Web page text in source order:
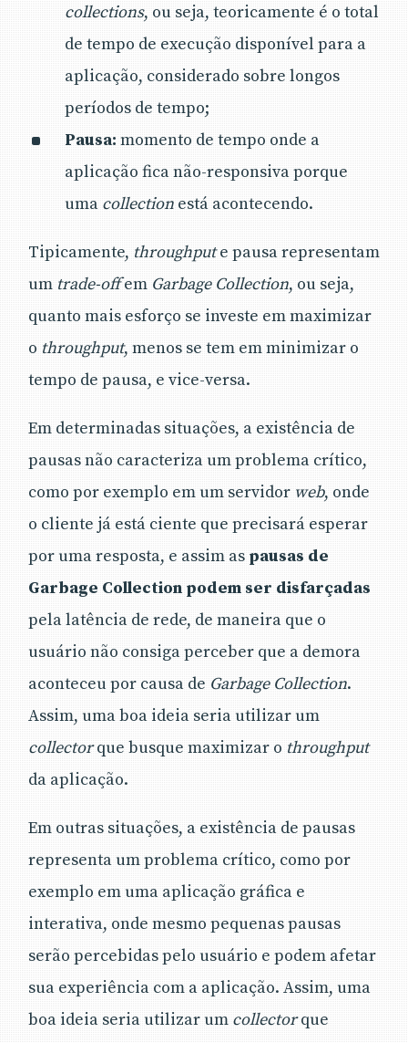
collections, ou seja, teoricamente é o total
de tempo de execução disponível para a
aplicação, considerado sobre longos
períodos de tempo;
Pausa: momento de tempo onde a
aplicação fica não-responsiva porque
uma collection está acontecendo.
Tipicamente, throughpute pausa representam
um trade-offem Garbage Collection, ou seja,
quanto mais esforço se investe em maximizar
o throughput, menos se tem em minimizar o
tempo de pausa, e vice-versa.
Em determinadas situações, a existência de
pausas não caracteriza um problema crítico,
como por exemplo em um servidor web, onde
o cliente já está ciente que precisará esperar
por uma resposta, e assim as pausas de
Garbage Collection podem ser disfarçadas
pela latência de rede, de maneira que o
usuário não consiga perceber que a demora
aconteceu por causa de Garbage Collection.
Assim, uma boa ideia seria utilizar um
collectorque busque maximizar o throughput
da aplicação.
Em outras situações, a existência de pausas
representa um problema crítico, como por
exemplo em uma aplicação gráfica e
interativa, onde mesmo pequenas pausas
serão percebidas pelo usuário e podem afetar
sua experiência com a aplicação. Assim, uma
boa ideia seria utilizar um collectorque